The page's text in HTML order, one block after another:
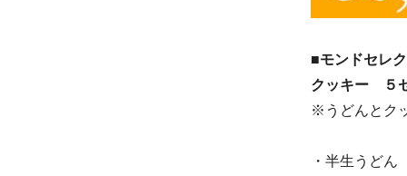
■モンドセレ
クッキー ５
※うどんとク
・半生うど